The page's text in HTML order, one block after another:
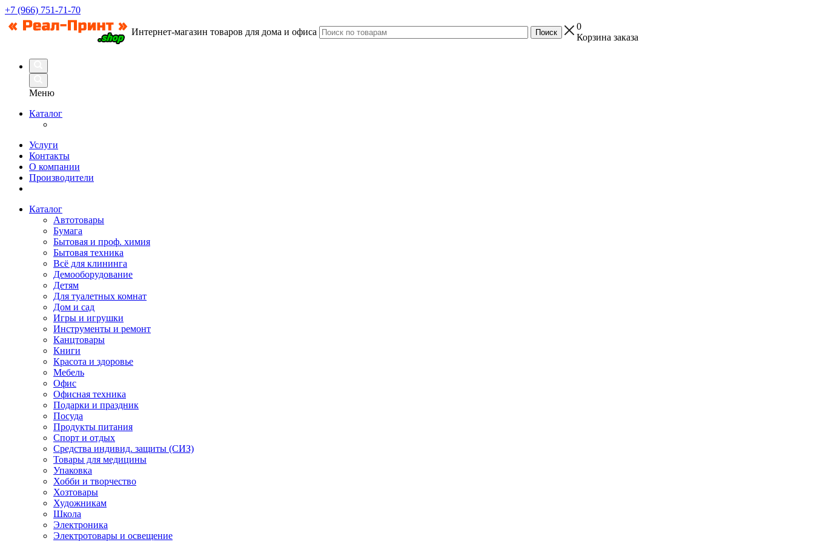
+7 (966) 751-71-70
Интернет-магазин товаров для дома и офиса
0
Корзина заказа
Меню
Каталог
Услуги
Контакты
О компании
Производители
Каталог
Автотовары
Бумага
Бытовая и проф. химия
Бытовая техника
Всё для клининга
Демооборудование
Детям
Для туалетных комнат
Дом и сад
Игры и игрушки
Инструменты и ремонт
Канцтовары
Книги
Красота и здоровье
Мебель
Офис
Офисная техника
Подарки и праздник
Посуда
Продукты питания
Спорт и отдых
Средства индивид. защиты (СИЗ)
Товары для медицины
Упаковка
Хобби и творчество
Хозтовары
Художникам
Школа
Электроника
Электротовары и освещение